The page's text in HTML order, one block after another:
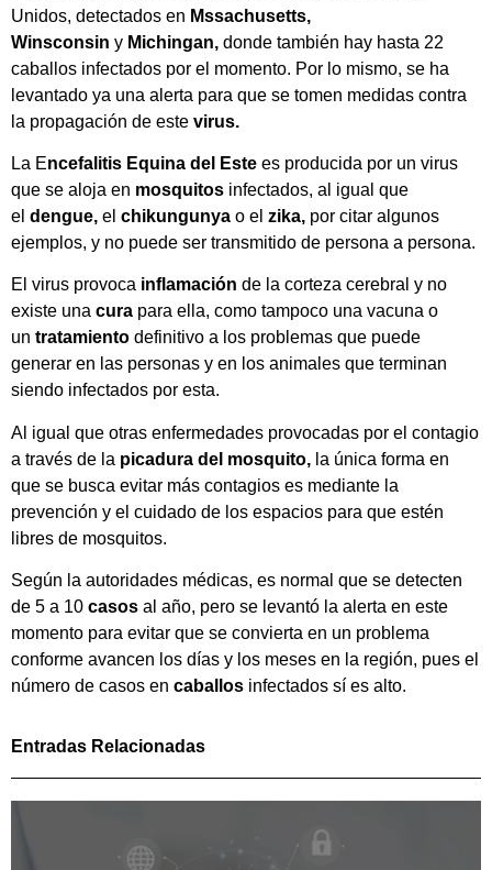
Unidos, detectados en Mssachusetts,
Winsconsin y Michingan, donde también hay hasta 22
caballos infectados por el momento. Por lo mismo, se ha
levantado ya una alerta para que se tomen medidas contra
la propagación de este virus.
La Encefalitis Equina del Este es producida por un virus
que se aloja en mosquitos infectados, al igual que
el dengue, el chikungunya o el zika, por citar algunos
ejemplos, y no puede ser transmitido de persona a persona.
El virus provoca inflamación de la corteza cerebral y no
existe una cura para ella, como tampoco una vacuna o
un tratamiento definitivo a los problemas que puede
generar en las personas y en los animales que terminan
siendo infectados por esta.
Al igual que otras enfermedades provocadas por el contagio
a través de la picadura del mosquito, la única forma en
que se busca evitar más contagios es mediante la
prevención y el cuidado de los espacios para que estén
libres de mosquitos.
Según la autoridades médicas, es normal que se detecten
de 5 a 10 casos al año, pero se levantó la alerta en este
momento para evitar que se convierta en un problema
conforme avancen los días y los meses en la región, pues el
número de casos en caballos infectados sí es alto.
Entradas Relacionadas